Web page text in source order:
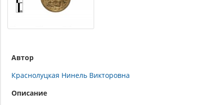
Автор
Краснолуцкая Нинель Викторовна
Описание